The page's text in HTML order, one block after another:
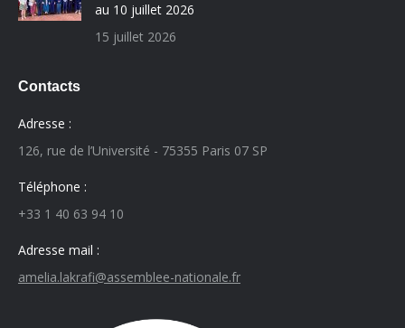
au 10 juillet 2026
15 juillet 2026
Contacts
Adresse :
126, rue de l’Université - 75355 Paris 07 SP
Téléphone :
+33 1 40 63 94 10
Adresse mail :
amelia.lakrafi@assemblee-nationale.fr